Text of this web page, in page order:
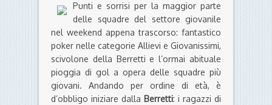
Punti e sorrisi per la maggior parte
delle squadre del settore giovanile
nel weekend appena trascorso: fantastico
poker nelle categorie Allievi e Giovanissimi,
scivolone della Berretti e l’ormai abituale
pioggia di gol a opera delle squadre più
giovani. Andando per ordine di età, è
d’obbligo iniziare dalla Berretti: i ragazzi di